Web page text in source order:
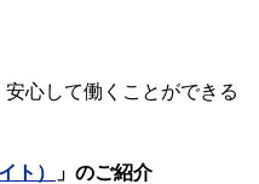
心して働くことができる
ト）
」のご紹介